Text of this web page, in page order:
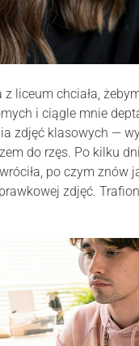
liceum chciała,
i ciągle mnie
zdjęć klasowych —
do rzęs. Po kilku
po czym znów
zdjęć.